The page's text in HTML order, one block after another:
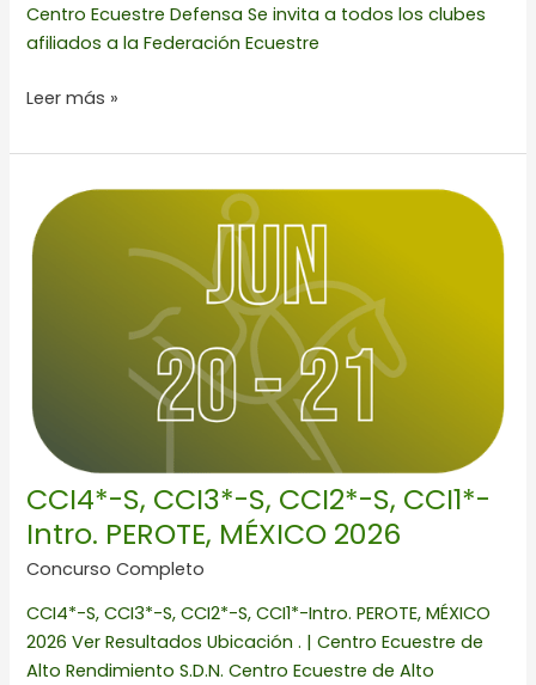
Centro Ecuestre Defensa Se invita a todos los clubes
afiliados a la Federación Ecuestre
Leer más »
CCI4*-S, CCI3*-S, CCI2*-S, CCI1*-
Intro. PEROTE, MÉXICO 2026
Concurso Completo
CCI4*-S, CCI3*-S, CCI2*-S, CCI1*-Intro. PEROTE, MÉXICO
2026 Ver Resultados Ubicación . | Centro Ecuestre de
Alto Rendimiento S.D.N. Centro Ecuestre de Alto
CCI3*-
S,
MÉXICO
2026